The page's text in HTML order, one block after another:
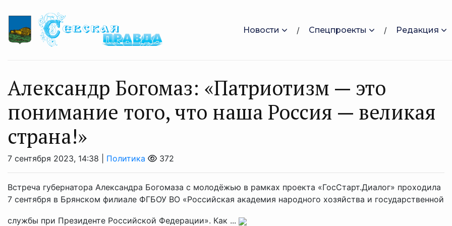
Новости Спецпроекты Редакция
Александр Богомаз: «Патриотизм — это
понимание того, что наша Россия — великая
страна!»
7 сентября 2023, 14:38 | Политика 372
Встреча губернатора Александра Богомаза с молодёжью в рамках проекта «ГосСтарт.Диалог» проходила
7 сентября в Брянском филиале ФГБОУ ВО «Российская академия народного хозяйства и государственной
службы при Президенте Российской Федерации». Как ...